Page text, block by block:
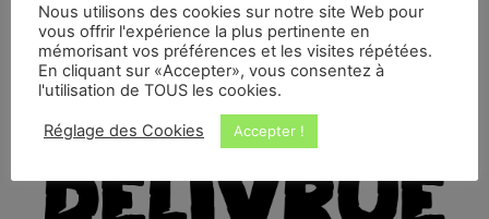
Nous utilisons des cookies sur notre site Web pour
vous offrir l'expérience la plus pertinente en
mémorisant vos préférences et les visites répétées.
En cliquant sur «Accepter», vous consentez à
l'utilisation de TOUS les cookies.
Réglage des Cookies Accepter !